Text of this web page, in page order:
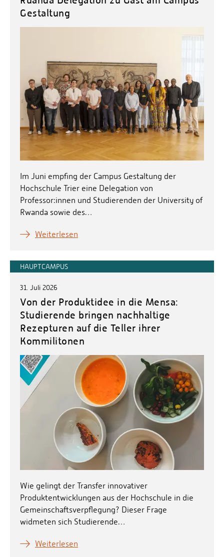
Personalvertretungen
Personensuche
Gestaltung
Im Juni empfing der Campus Gestaltung der
Hochschule Trier eine Delegation von
Professor:innen und Studierenden der University of
Rwanda sowie des…
Weiterlesen
HAUPTCAMPUS
31. Juli 2026
Von der Produktidee in die Mensa:
Studierende bringen nachhaltige
Rezepturen auf die Teller ihrer
Kommilitonen
Wie gelingt der Transfer innovativer
Produktentwicklungen aus der Hochschule in die
Gemeinschaftsverpflegung? Dieser Frage
widmeten sich Studierende…
Weiterlesen